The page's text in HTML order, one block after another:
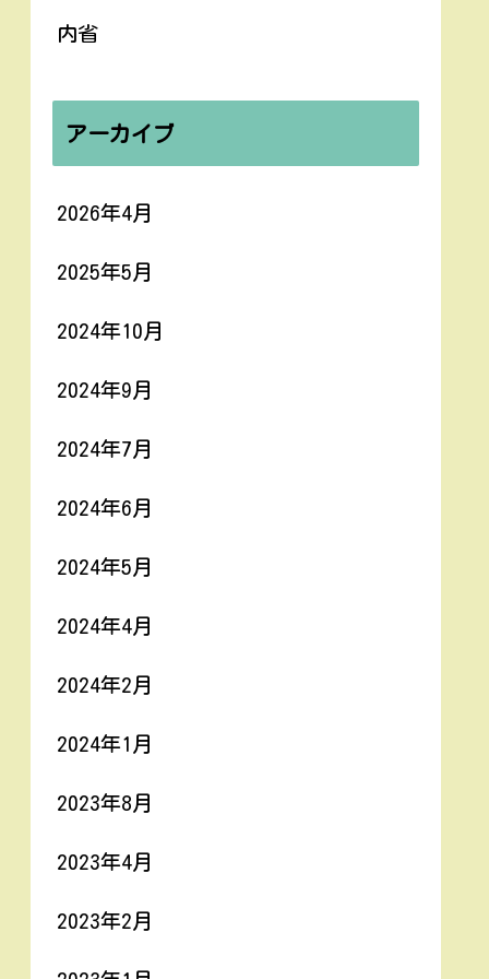
内省
アーカイブ
2026年4月
2025年5月
2024年10月
2024年9月
2024年7月
2024年6月
2024年5月
2024年4月
2024年2月
2024年1月
2023年8月
2023年4月
2023年2月